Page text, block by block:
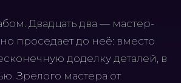
Двадцать два — мастер-
проседает до неё: вместо
доделку деталей, в
Зрелого мастера от